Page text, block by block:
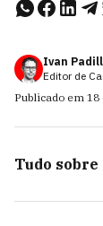
Ivan
Editor de
Publicado em 18
Tudo sobre